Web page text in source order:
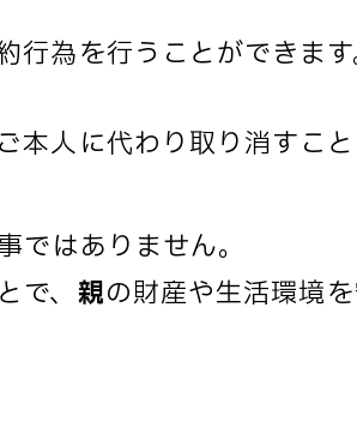
為を行うことができます
人に代わり取り消すこと
はありません。
、 親の財産や生活環境